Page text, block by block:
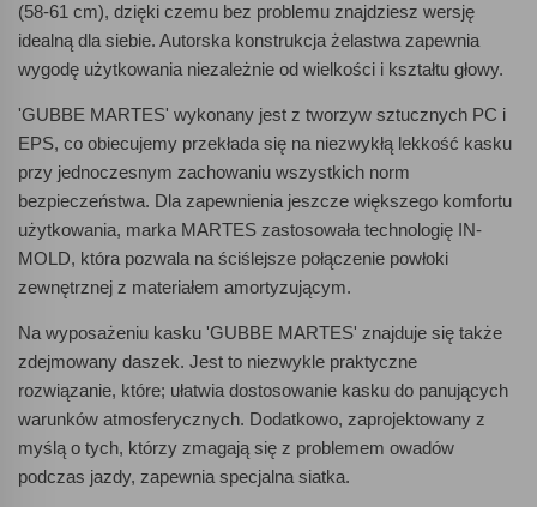
(58-61 cm), dzięki czemu bez problemu znajdziesz wersję
idealną dla siebie. Autorska konstrukcja żelastwa zapewnia
wygodę użytkowania niezależnie od wielkości i kształtu głowy.
'GUBBE MARTES' wykonany jest z tworzyw sztucznych PC i
EPS, co obiecujemy przekłada się na niezwykłą lekkość kasku
przy jednoczesnym zachowaniu wszystkich norm
bezpieczeństwa. Dla zapewnienia jeszcze większego komfortu
użytkowania, marka MARTES zastosowała technologię IN-
MOLD, która pozwala na ściślejsze połączenie powłoki
zewnętrznej z materiałem amortyzującym.
Na wyposażeniu kasku 'GUBBE MARTES' znajduje się także
zdejmowany daszek. Jest to niezwykle praktyczne
rozwiązanie, które; ułatwia dostosowanie kasku do panujących
warunków atmosferycznych. Dodatkowo, zaprojektowany z
myślą o tych, którzy zmagają się z problemem owadów
podczas jazdy, zapewnia specjalna siatka.